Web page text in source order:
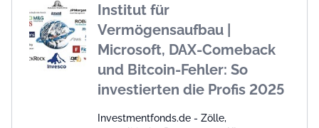
Institut für
Vermögensaufbau |
Microsoft, DAX-Comeback
und Bitcoin-Fehler: So
investierten die Profis 2025
Investmentfonds.de - Zölle,